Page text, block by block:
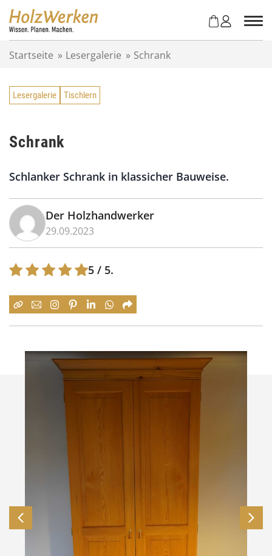
Startseite » Lesergalerie » Schrank
Lesergalerie Tischlern
Schrank
Schlanker Schrank in klassicher Bauweise.
Der Holzhandwerker
29.09.2023
5 / 5.